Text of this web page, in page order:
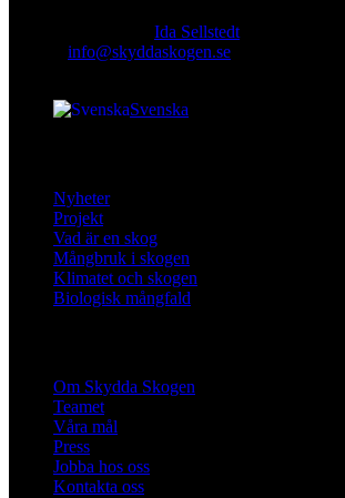
Ida Sellstedt
info@skyddaskogen.se
Svenska
Nyheter
Projekt
Vad är en skog
Mångbruk i skogen
Klimatet och skogen
Biologisk mångfald
Om Skydda Skogen
Teamet
Våra mål
Press
Jobba hos oss
Kontakta oss